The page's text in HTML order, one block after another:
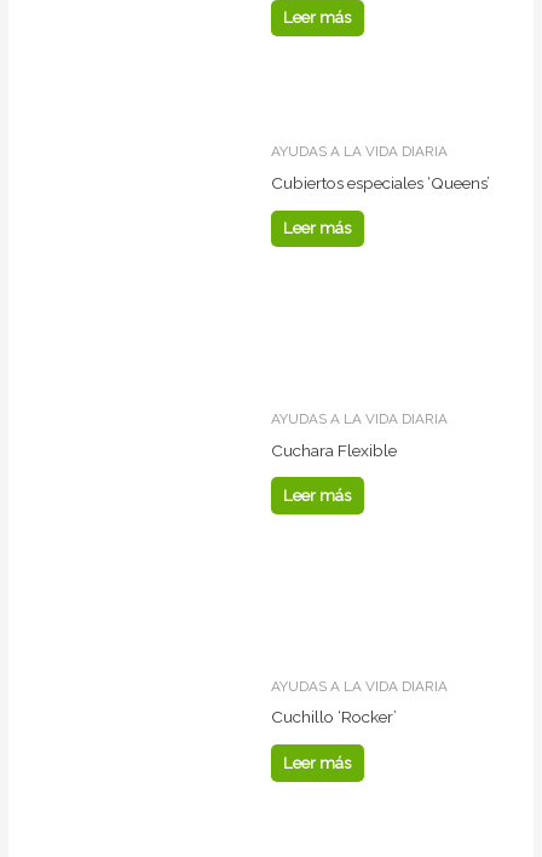
Leer más
AYUDAS A LA VIDA DIARIA
Cubiertos especiales ‘Queens’
Leer más
AYUDAS A LA VIDA DIARIA
Cuchara Flexible
Leer más
AYUDAS A LA VIDA DIARIA
Cuchillo ‘Rocker’
Leer más